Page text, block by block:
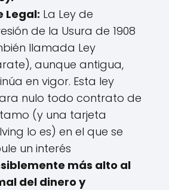
Legal: La Ley de
de la Usura de 1908
llamada Ley
aunque antigua,
en vigor. Esta ley
nulo todo contrato de
(y una tarjeta
lo es) en el que se
un interés
más alto al
del dinero y